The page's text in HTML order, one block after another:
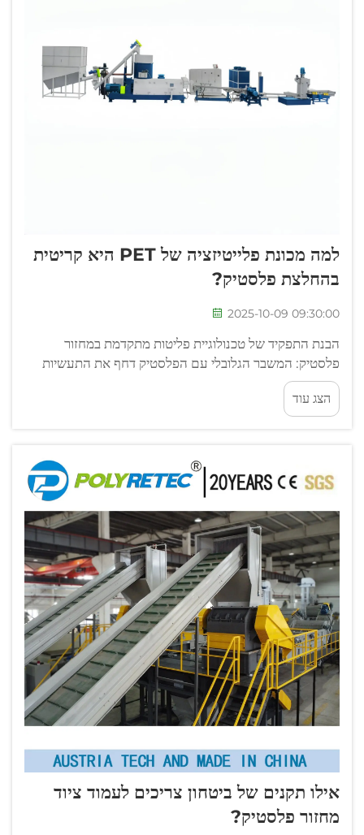
למה מכונת פלייטיזציה של PET היא קריטית
בהחלצת פלסטיק?
2025-10-09 09:30:00
הבנת התפקיד של טכנולוגיית פליטות מתקדמת במחזור
פלסטיק: המשבר הגלובלי עם הפלסטיק דחף את התעשיות
ברחבי העולם לחפש פתרונות חדשניים לשיקום יעיל ומחזורי.
בלב ההתמרה הזו נמצאת מערכת ה-P...
הצג עוד
אילו תקנים של ביטחון צריכים לעמוד ציוד
מחזור פלסטיק?